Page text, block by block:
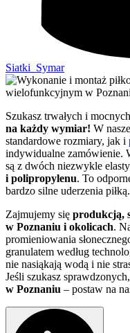
Siatki_Symar
Szukasz trwałych i
na każdy wymiar! W
standardowe rozmiary, jak i
indywidualne zamówienie.
są z dwóch niezwykle
i polipropylenu. To
bardzo silne uderzenia piłką.
Zajmujemy się produkcją,
w Poznaniu i okolicach.
promieniowania
granulatem według
nie nasiąkają wodą i nie
Jeśli szukasz sprawdzonych,
w Poznaniu – postaw na